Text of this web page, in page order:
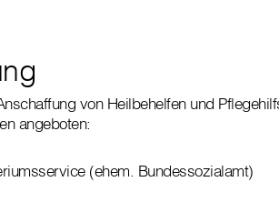
von Heilbehelfen und
angeboten:
(ehem. Bundessozialamt)